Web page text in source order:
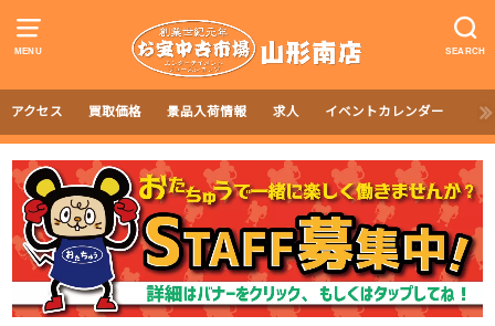
MENU SEARCH
アクセス 買取価格 景品入荷情報 求人 イベントカレンダー